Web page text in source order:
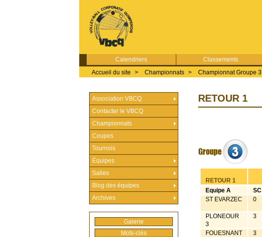
Calendriers Classements
Accueil du site > Championnats > Championnat Groupe 3
RETOUR 1
RETOUR 1
Equipe A
SC
ST EVARZEC
0
PLONEOUR
3
3
FOUESNANT
3
Association VBCQ
Contacter le VBCQ
Championnats
Coupes
Tournois
Équipes
Salles
Blog des équipes
Archives
Galerie
Mots-clés